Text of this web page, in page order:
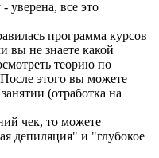
уверена, все это
программа курсов
вы не знаете какой
теорию по
этого вы можете
(отработка на
чек, то можете
депиляция" и "глубокое